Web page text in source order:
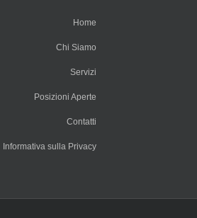
Home
Chi Siamo
Servizi
Posizioni Aperte
Contatti
Informativa sulla Privacy